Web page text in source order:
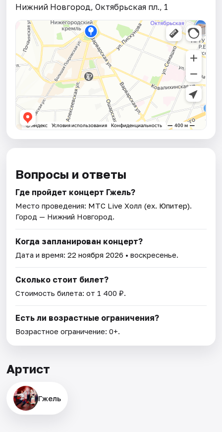
Нижний Новгород, Октябрьская пл., 1
Вопросы и ответы
Где пройдет концерт Гжель?
Место проведения: МТС Live Холл (ex. Юпитер).
Город — Нижний Новгород.
Когда запланирован концерт?
Дата и время:22 ноября 2026 • воскресенье.
Сколько стоит билет?
Стоимость билета: от 1 400 ₽.
Есть ли возрастные ограничения?
Возрастное ограничение: 0+.
Артист
Гжель